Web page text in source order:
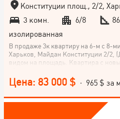
Конституции площ., 2/2,
3 комн.
6/8
изолированная
В продаже 3к квартиру на 6-м с 8-
Харьков, Майдан Конституции 2/2,
видом на площадь. Квартира с
Mitsubishi Lossney,
новые окна со стеклопакетами с
от солнечного излучения и
ванной, новая стиральная машина
Electrolux, новый 100л бойлер
Цена: 83 000 $ · 965 $ за